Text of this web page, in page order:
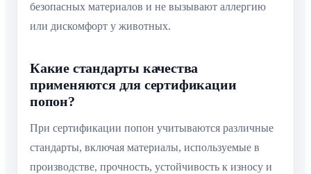
безопасных материалов и не вызывают аллергию
или дискомфорт у животных.
Какие стандарты качества
применяются для сертификации
попон?
При сертификации попон учитываются различные
стандарты, включая материалы, используемые в
производстве, прочность, устойчивость к износу и